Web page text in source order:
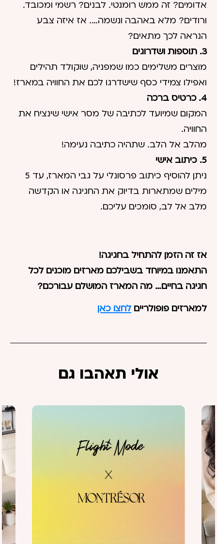
אדומים? זה ממש רומנטי. לבנים? רשמי ומכובד.
ורודים? מלא באהבה ונשמה…. אז איזה צבע
הנראה לכך מתאים?
3. תוספות ושדרוגים
מוצרים משלימים כמו שמפניה, שוקולד תהילים
ואפילו צמידי כסף שישדרגו לכם את החוויה במארז!
4. כרטיס ברכה
המקום שמיועד לכתיבה של מסר אישי שינציח את
החוויה.
מהלב אל הלב. שתהיה כתיבה נעימה!
5. כיתוב אישי
ניתן להוסיף כיתוב פרסונלי על גבי המארז, עד 5
מילים שמתארות בדיוק את החגיגה או הקדשה
מלב אל לב, סומכים עליכם.
אז זה הזמן להתחיל בחגיגה!
התאמנו במיוחד בשבילכם מארזים מוכנים לכל
חגיגה בחיים… מה המארז המושלם עבורכם?
למארזים פופולריים לחצו כאן
אולי תאהבו גם